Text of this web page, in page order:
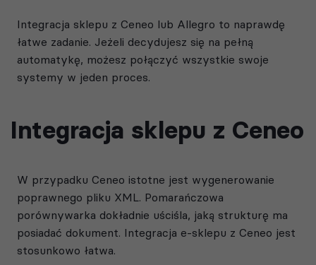
Integracja sklepu z Ceneo lub Allegro to naprawdę
łatwe zadanie. Jeżeli decydujesz się na pełną
automatykę, możesz połączyć wszystkie swoje
systemy w jeden proces.
Integracja sklepu z Ceneo
W przypadku Ceneo istotne jest wygenerowanie
poprawnego pliku XML. Pomarańczowa
porównywarka dokładnie uściśla, jaką strukturę ma
posiadać dokument. Integracja e-sklepu z Ceneo jest
stosunkowo łatwa.